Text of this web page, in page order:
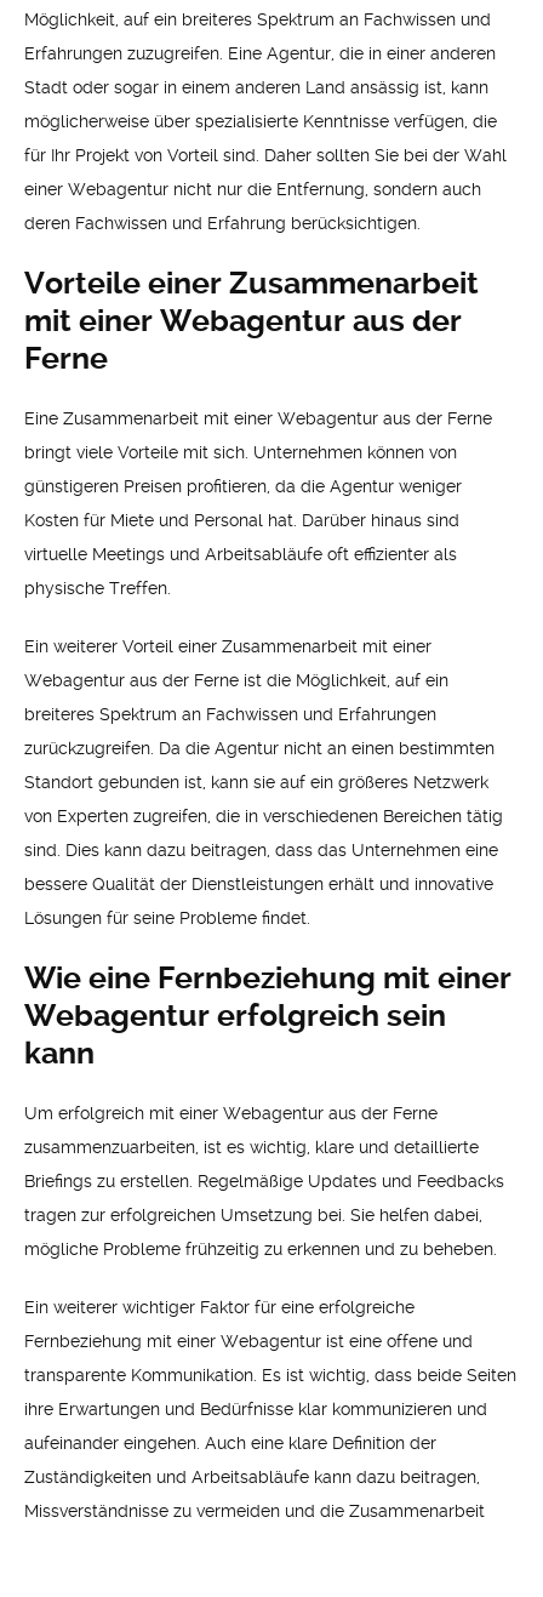
Möglichkeit, auf ein breiteres Spektrum an Fachwissen und
Erfahrungen zuzugreifen. Eine Agentur, die in einer anderen
Stadt oder sogar in einem anderen Land ansässig ist, kann
möglicherweise über spezialisierte Kenntnisse verfügen, die
für Ihr Projekt von Vorteil sind. Daher sollten Sie bei der Wahl
einer Webagentur nicht nur die Entfernung, sondern auch
deren Fachwissen und Erfahrung berücksichtigen.
Vorteile einer Zusammenarbeit
mit einer Webagentur aus der
Ferne
Eine Zusammenarbeit mit einer Webagentur aus der Ferne
bringt viele Vorteile mit sich. Unternehmen können von
günstigeren Preisen profitieren, da die Agentur weniger
Kosten für Miete und Personal hat. Darüber hinaus sind
virtuelle Meetings und Arbeitsabläufe oft effizienter als
physische Treffen.
Ein weiterer Vorteil einer Zusammenarbeit mit einer
Webagentur aus der Ferne ist die Möglichkeit, auf ein
breiteres Spektrum an Fachwissen und Erfahrungen
zurückzugreifen. Da die Agentur nicht an einen bestimmten
Standort gebunden ist, kann sie auf ein größeres Netzwerk
von Experten zugreifen, die in verschiedenen Bereichen tätig
sind. Dies kann dazu beitragen, dass das Unternehmen eine
bessere Qualität der Dienstleistungen erhält und innovative
Lösungen für seine Probleme findet.
Wie eine Fernbeziehung mit einer
Webagentur erfolgreich sein
kann
Um erfolgreich mit einer Webagentur aus der Ferne
zusammenzuarbeiten, ist es wichtig, klare und detaillierte
Briefings zu erstellen. Regelmäßige Updates und Feedbacks
tragen zur erfolgreichen Umsetzung bei. Sie helfen dabei,
mögliche Probleme frühzeitig zu erkennen und zu beheben.
Ein weiterer wichtiger Faktor für eine erfolgreiche
Fernbeziehung mit einer Webagentur ist eine offene und
transparente Kommunikation. Es ist wichtig, dass beide Seiten
ihre Erwartungen und Bedürfnisse klar kommunizieren und
aufeinander eingehen. Auch eine klare Definition der
Zuständigkeiten und Arbeitsabläufe kann dazu beitragen,
Missverständnisse zu vermeiden und die Zusammenarbeit